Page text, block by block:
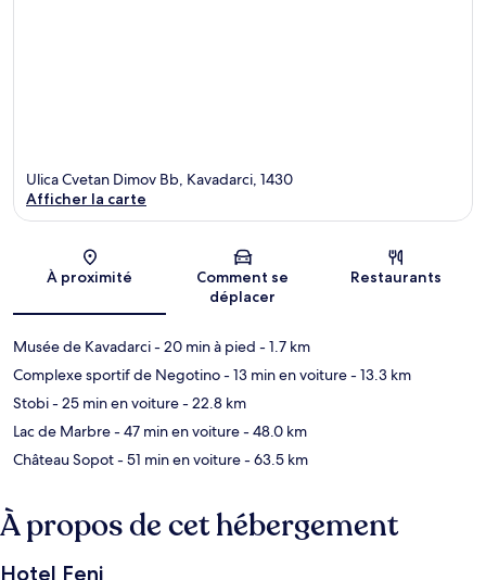
Carte
Ulica Cvetan Dimov Bb, Kavadarci, 1430
Afficher la carte
À proximité
Comment se
déplacer
Restaurants
Musée de Kavadarci- 20 min à pied - 1.7 km
Complexe sportif de Negotino- 13 min en voiture- 13.3 km
Stobi- 25 min en voiture- 22.8 km
Lac de Marbre- 47 min en voiture- 48.0 km
Château Sopot- 51 min en voiture- 63.5 km
À propos de cet hébergement
Hotel Feni